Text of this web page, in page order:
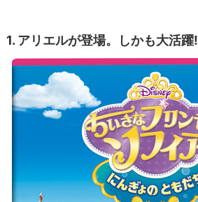
1. アリエルが登場。しかも大活躍!